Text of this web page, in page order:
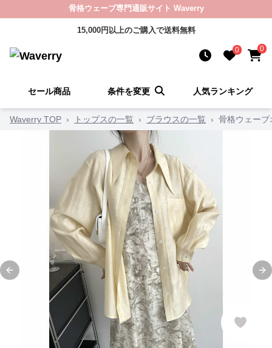
骨格ウェーブ専門通販サイト Waverry
15,000円以上のご購入で送料無料
0 0
セール商品 条件を変更 人気ランキング
Waverry TOP › トップスの一覧 › ブラウスの一覧 › 骨格ウェー
Previous slide